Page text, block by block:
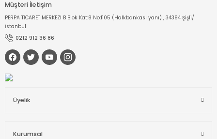
Müşteri İletişim
PERPA TİCARET MERKEZİ B Blok Kat:8 No:1105 (Halkbankası yanı) , 34384 Şişli/
İstanbul
0212 912 36 86
Üyelik
Kurumsal